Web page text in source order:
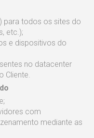
para todos os sites do
etc.);
e dispositivos do
no datacenter
Cliente.
com
mediante as